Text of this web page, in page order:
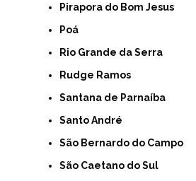
Pirapora do Bom Jesus
Poá
Rio Grande da Serra
Rudge Ramos
Santana de Parnaíba
Santo André
São Bernardo do Campo
São Caetano do Sul